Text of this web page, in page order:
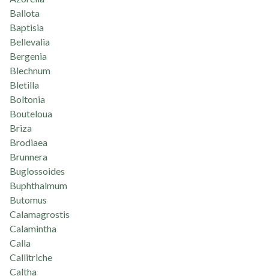
Ballota
Baptisia
Bellevalia
Bergenia
Blechnum
Bletilla
Boltonia
Bouteloua
Briza
Brodiaea
Brunnera
Buglossoides
Buphthalmum
Butomus
Calamagrostis
Calamintha
Calla
Callitriche
Caltha